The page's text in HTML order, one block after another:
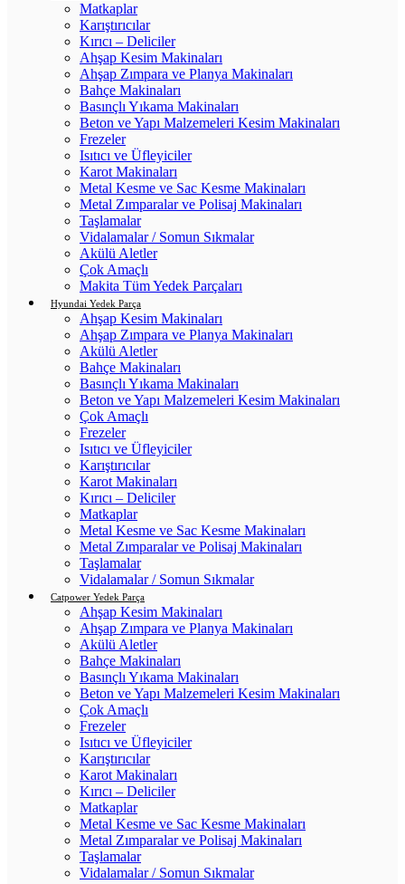
Matkaplar
Karıştırıcılar
Kırıcı – Deliciler
Ahşap Kesim Makinaları
Ahşap Zımpara ve Planya Makinaları
Bahçe Makinaları
Basınçlı Yıkama Makinaları
Beton ve Yapı Malzemeleri Kesim Makinaları
Frezeler
Isıtıcı ve Üfleyiciler
Karot Makinaları
Metal Kesme ve Sac Kesme Makinaları
Metal Zımparalar ve Polisaj Makinaları
Taşlamalar
Vidalamalar / Somun Sıkmalar
Akülü Aletler
Çok Amaçlı
Makita Tüm Yedek Parçaları
Hyundai Yedek Parça
Ahşap Kesim Makinaları
Ahşap Zımpara ve Planya Makinaları
Akülü Aletler
Bahçe Makinaları
Basınçlı Yıkama Makinaları
Beton ve Yapı Malzemeleri Kesim Makinaları
Çok Amaçlı
Frezeler
Isıtıcı ve Üfleyiciler
Karıştırıcılar
Karot Makinaları
Kırıcı – Deliciler
Matkaplar
Metal Kesme ve Sac Kesme Makinaları
Metal Zımparalar ve Polisaj Makinaları
Taşlamalar
Vidalamalar / Somun Sıkmalar
Catpower Yedek Parça
Ahşap Kesim Makinaları
Ahşap Zımpara ve Planya Makinaları
Akülü Aletler
Bahçe Makinaları
Basınçlı Yıkama Makinaları
Beton ve Yapı Malzemeleri Kesim Makinaları
Çok Amaçlı
Frezeler
Isıtıcı ve Üfleyiciler
Karıştırıcılar
Karot Makinaları
Kırıcı – Deliciler
Matkaplar
Metal Kesme ve Sac Kesme Makinaları
Metal Zımparalar ve Polisaj Makinaları
Taşlamalar
Vidalamalar / Somun Sıkmalar